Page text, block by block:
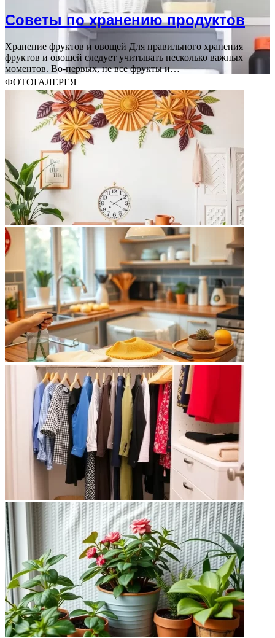
Советы по хранению продуктов
Хранение фруктов и овощей Для правильного хранения
фруктов и овощей следует учитывать несколько важных
моментов. Во-первых, не все фрукты и…
ФОТОГАЛЕРЕЯ